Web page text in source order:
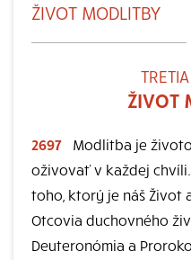
ŽIVOT MODLITBY
ŽIVOT
2697
Modlitba je
oživovať v každej
toho, ktorý je náš Život
Otcovia duchovného
Deuteronómia a